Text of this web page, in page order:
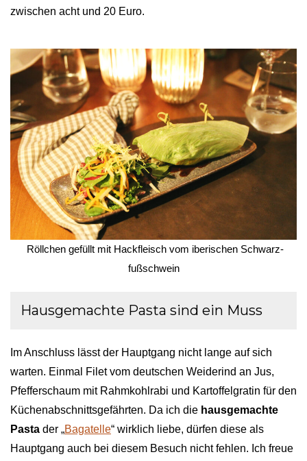
zwischen acht und 20 Euro.
fußschwein
Hausgemachte Pasta sind ein Muss
Im Anschluss lässt der Hauptgang nicht lange auf sich
warten. Einmal Filet vom deutschen Weiderind an Jus,
Pfefferschaum mit Rahmkohlrabi und Kartoffelgratin für den
Küchenabschnittsgefährten. Da ich die hausgemachte
Pasta der „Bagatelle“ wirklich liebe, dürfen diese als
Hauptgang auch bei diesem Besuch nicht fehlen. Ich freue